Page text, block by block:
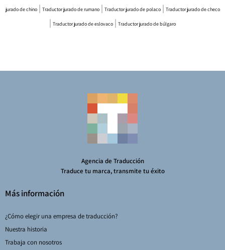
jurado de chino| Traductor jurado de rumano| Traductor jurado de polaco| Traductor jurado de checo
| Traductor jurado de eslovaco | Traductor jurado de búlgaro
Agencia de Traducción
Traduce tu marca, transmite tu éxito
Más información
¿Cómo elegir una empresa de traducción?
Nuestra historia
Trabaja con nosotros